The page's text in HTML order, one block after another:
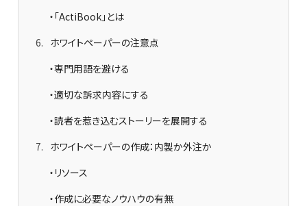
・「ActiBook」とは
6
ホワイトペーパーの注意点
・専門用語を避ける
・適切な訴求内容にする
・読者を惹き込むストーリーを展開する
7
ホワイトペーパーの作成：内製か外注か
・リソース
・作成に必要なノウハウの有無